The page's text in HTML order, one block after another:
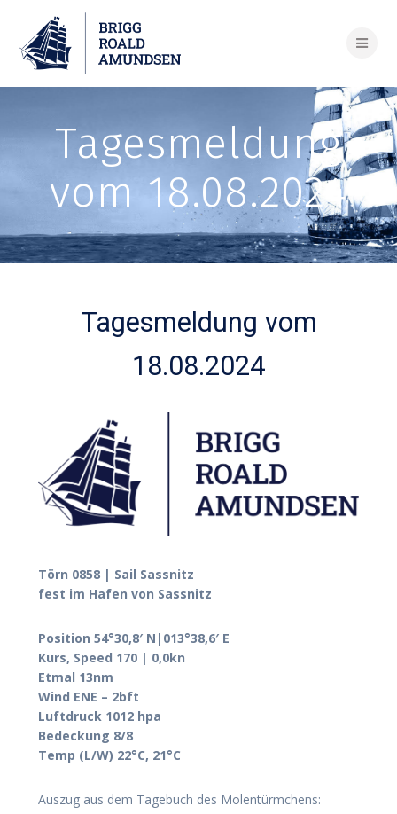
Tagesmeldung
vom 18.08.2024
Tagesmeldung vom
18.08.2024
Törn 0858 | Sail Sassnitz
fest im Hafen von Sassnitz
Position 54°30,8′ N|013°38,6′ E
Kurs, Speed 170 | 0,0kn
Etmal 13nm
Wind ENE – 2bft
Luftdruck 1012 hpa
Bedeckung 8/8
Temp (L/W) 22°C, 21°C
Auszug aus dem Tagebuch des Molentürmchens: